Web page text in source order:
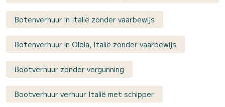
Botenverhuur in Italië zonder vaarbewijs
Botenverhuur in Olbia, Italië zonder vaarbewijs
Bootverhuur zonder vergunning
Bootverhuur verhuur Italië met schipper